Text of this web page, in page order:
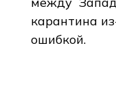
карантина
ошибкой.